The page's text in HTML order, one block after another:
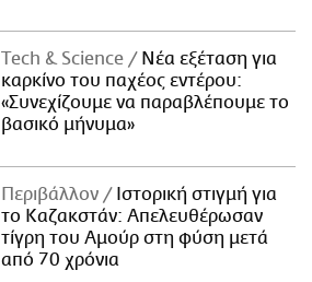
Τech & Science
Νέα εξέταση για
καρκίνο του παχέος εντέρου:
«Συνεχίζουμε να παραβλέπουμε το
βασικό μήνυμα»
Περιβάλλον
Ιστορική στιγμή για
το Καζακστάν: Απελευθέρωσαν
τίγρη του Αμούρ στη φύση μετά
από 70 χρόνια